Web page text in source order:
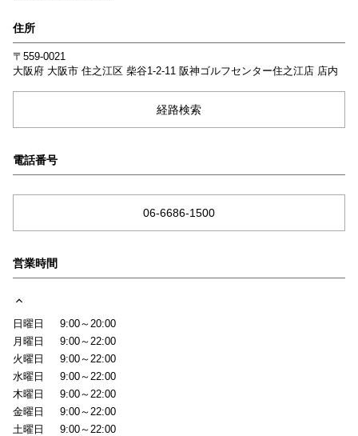
住所
〒559-0021
大阪府 大阪市 住之江区 柴谷1-2-11 阪神ゴルフセンター住之江店 店内
経路検索
電話番号
06-6686-1500
営業時間
日曜日
9:00～20:00
月曜日
9:00～22:00
火曜日
9:00～22:00
水曜日
9:00～22:00
木曜日
9:00～22:00
金曜日
9:00～22:00
土曜日
9:00～22:00